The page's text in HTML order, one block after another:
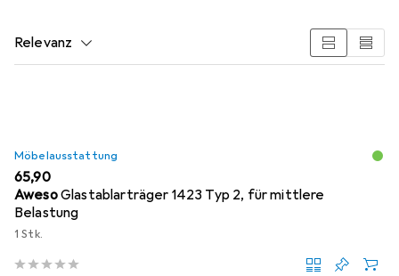
Relevanz
Möbelausstattung
EUR
65,90
AwesoGlastablarträger 1423 Typ 2, für mittlere
Belastung
1 Stk.